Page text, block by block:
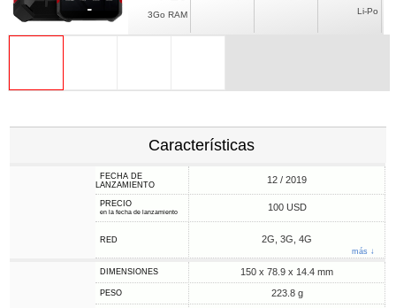
3Go RAM Li-Po
Características
FECHA DE
LANZAMIENTO
12 / 2019
PRECIO
en la fecha de lanzamiento 100 USD
RED 2G, 3G, 4G
más ↓
DIMENSIONES 150 x 78.9 x 14.4 mm
PESO 223.8 g